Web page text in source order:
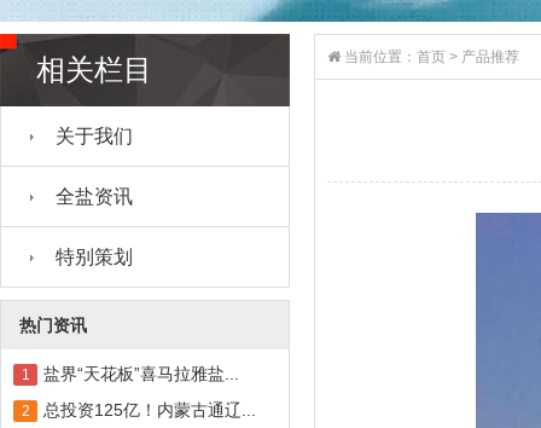
相关栏目
关于我们
全盐资讯
特别策划
热门资讯
1 盐界“天花板”喜马拉雅盐...
2 总投资125亿！内蒙古通辽...
当前位置： 首页 > 产品推荐